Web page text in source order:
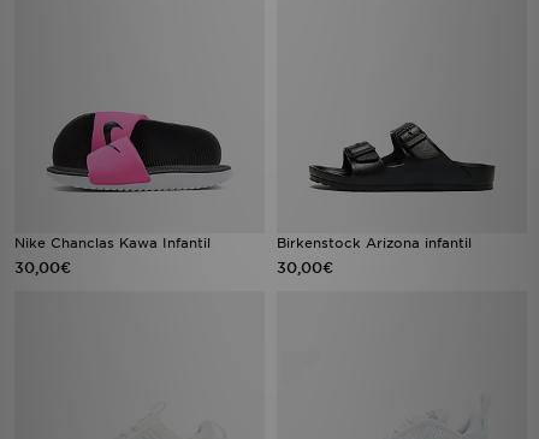
Nike Chanclas Kawa Infantil
30,00€
Birkenstock Arizona infantil
30,00€